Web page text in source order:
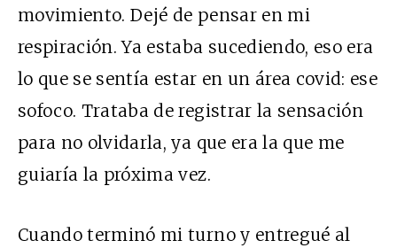
movimiento. Dejé de pensar en mi
respiración. Ya estaba sucediendo, eso era
lo que se sentía estar en un área covid: ese
sofoco. Trataba de registrar la sensación
para no olvidarla, ya que era la que me
guiaría la próxima vez.
Cuando terminó mi turno y entregué al